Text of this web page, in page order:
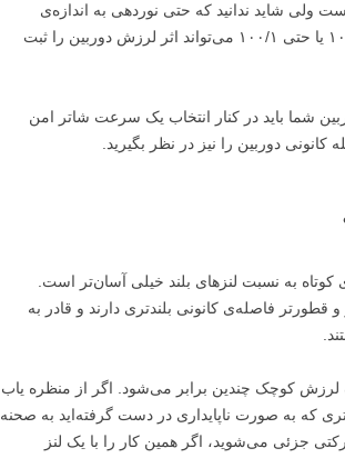
ولی شاید ندانید که حتی نوردهی به اندازه‌ی
کسری از ثانیه، مثلا ۱۰/۱ یا حتی ۱۰۰/۱ می‌تواند اثر لرزش دوربین را ثبت
شما باید در کنار انتخاب یک سرعت شاتر امن
کانونی دوربین را نیز در نظر بگیرید.
کوتاه به نسبت لنز‌های بلند خیلی آسان‌تر است.
قطورتر فاصله‌ی کانونی بلندتری دارند و قادر به
کوچک چندین برابر می‌شود. اگر از منظره یاب
با لنز ۲۰میلیمتری که به صورت ناپایداری در دست گرفته‌اید به صحنه
جزئی می‌شوید، اگر همین کار را با یک لنز